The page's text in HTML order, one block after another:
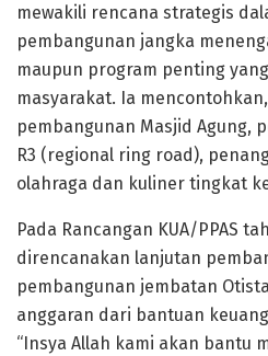
mewakili rencana strategis
pembangunan jangka
maupun program penting
masyarakat. Ia
pembangunan Masjid Agung,
R3 (regional ring road),
olahraga dan kuliner tingkat
Pada Rancangan KUA/PPAS
direncanakan lanjutan
pembangunan jembatan
anggaran dari bantuan
“Insya Allah kami akan bantu